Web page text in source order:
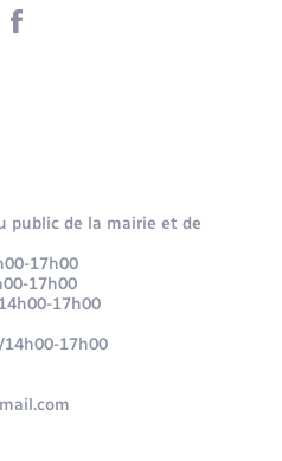
public de la mairie et de
17h00
17h00
17h00
17h00